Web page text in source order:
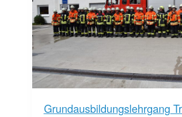
Grundausbildungslehrgang